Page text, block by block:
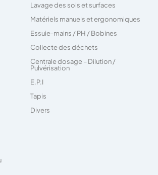
Lavage des sols et surfaces
Matériels manuels et ergonomiques
Essuie-mains / PH / Bobines
Collecte des déchets
Centrale dosage – Dilution /
Pulvérisation
E.P.I
Tapis
Divers